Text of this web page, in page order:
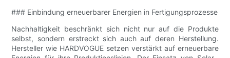
### Einbindung erneuerbarer Energien in Fertigungsprozesse
Nachhaltigkeit beschränkt sich nicht nur auf die Produkte
selbst, sondern erstreckt sich auch auf deren Herstellung.
Hersteller wie HARDVOGUE setzen verstärkt auf erneuerbare